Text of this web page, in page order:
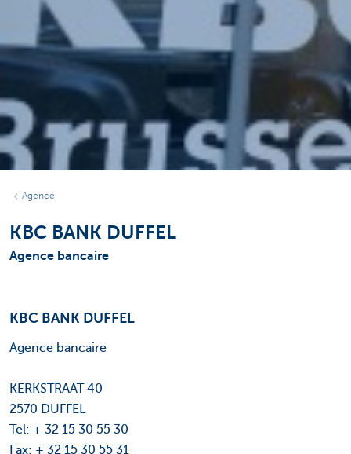
Agence
KBC BANK DUFFEL
Agence bancaire
KBC BANK DUFFEL
Agence bancaire
KERKSTRAAT 40
2570 DUFFEL
Tel: + 32 15 30 55 30
Fax: + 32 15 30 55 31